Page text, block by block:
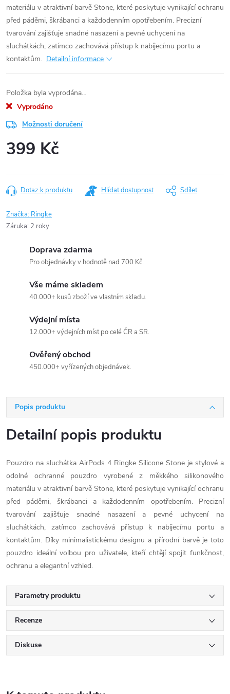
materiálu v atraktivní barvě Stone, které poskytuje vynikající ochranu
před páděmi, škrábanci a každodenním opotřebením. Precizní
tvarování zajišťuje snadné nasazení a pevné uchycení na
sluchátkách, zatímco zachovává přístup k nabíjecímu portu a
kontaktům. Detailní informace
Položka byla vyprodána…
Vyprodáno
Možnosti doručení
399 Kč
cena:
Dotaz k produktu Hlídat dostupnost Sdílet
Značka: Ringke
Záruka: 2 roky
Doprava zdarma
Pro objednávky v hodnotě nad 700 Kč.
Vše máme skladem
40.000+ kusů zboží ve vlastním skladu.
Výdejní místa
12.000+ výdejních míst po celé ČR a SR.
Ověřený obchod
450.000+ vyřízených objednávek.
Popis produktu
Detailní popis produktu
Pouzdro na sluchátka AirPods 4 Ringke Silicone Stone je stylové a
odolné ochranné pouzdro vyrobené z měkkého silikonového
materiálu v atraktivní barvě Stone, které poskytuje vynikající ochranu
před páděmi, škrábanci a každodenním opotřebením. Precizní
tvarování zajišťuje snadné nasazení a pevné uchycení na
sluchátkách, zatímco zachovává přístup k nabíjecímu portu a
kontaktům. Díky minimalistickému designu a přírodní barvě je toto
pouzdro ideální volbou pro uživatele, kteří chtějí spojit funkčnost,
ochranu a elegantní vzhled.
Parametry produktu
Recenze
Diskuse